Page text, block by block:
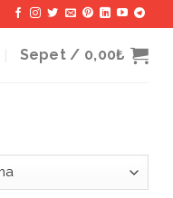
Sepet / 0,00₺